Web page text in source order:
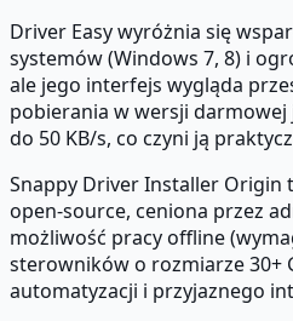
Driver Easy wyróżnia się
systemów (Windows 7, 8) i
ale jego interfejs wygląda
pobierania w wersji
do 50 KB/s, co czyni ją
Snappy Driver Installer
open-source, ceniona przez
możliwość pracy offline
sterowników o rozmiarze 30+
automatyzacji i przyjaznego